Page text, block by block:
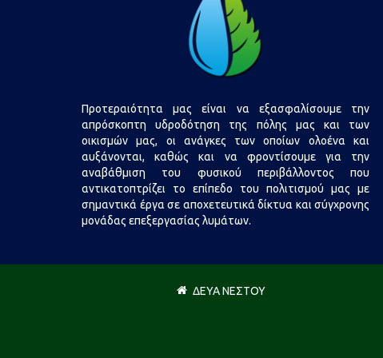
Προτεραιότητα μας είναι να εξασφαλίσουμε την
απρόσκοπτη υδροδότηση της πόλης μας και των
οικισμών μας, οι ανάγκες των οποίων ολοένα και
αυξάνονται, καθώς και να φροντίσουμε για την
αναβάθμιση του φυσικού περιβάλλοντος που
αντικατοπτρίζει το επίπεδο του πολιτισμού μας με
σημαντικά έργα σε αποχετευτικά δίκτυα και σύγχρονης
μονάδας επεξεργασίας λυμάτων.
ΔΕΥΑ ΝΕΣΤΟΥ